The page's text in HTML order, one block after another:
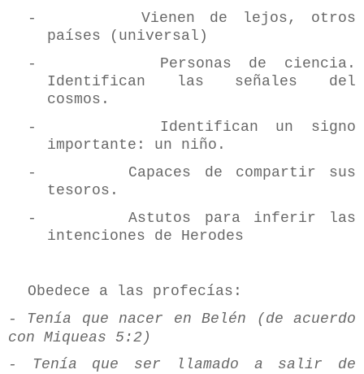
-
Vienen de lejos, otros
países (universal)
-
Personas de ciencia.
Identifican las señales del
cosmos.
-
Identifican un signo
importante: un niño.
-
Capaces de compartir sus
tesoros.
-
Astutos para inferir las
intenciones de Herodes
Obedece a las profecías:
- Tenía que nacer en Belén (de acuerdo
con Miqueas 5:2)
- Tenía que ser llamado a salir de